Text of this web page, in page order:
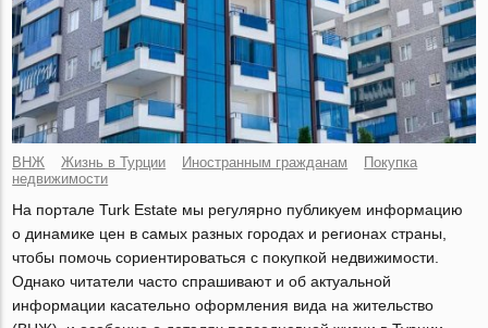
ВНЖ Жизнь в Турции Иностранным гражданам
Покупка
недвижимости
На портале Turk Estate мы регулярно публикуем информацию
о динамике цен в самых разных городах и регионах страны,
чтобы помочь сориентироваться с покупкой недвижимости.
Однако читатели часто спрашивают и об актуальной
информации касательно оформления вида на жительство